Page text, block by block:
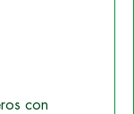
con